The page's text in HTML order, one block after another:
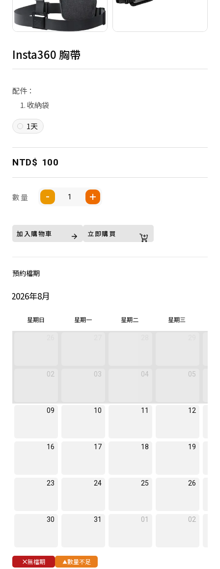
Insta360 胸帶
配件：
收納袋
1天
NTD$ 100
數量
加入購物車 立即購買
預約檔期
2026年8月
星期日 星期一 星期二 星期三
02 03 04 05
09 10 11 12
16 17 18 19
23 24 25 26
30 31 01 02
無檔期 數量不足